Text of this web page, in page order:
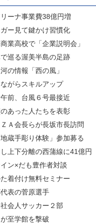
ーナ事業費38億円増
ー見て鍵かけ習慣化
業高校で「企業説明会」
巡る渥美半島の足跡
の情報「西の風」
がらスキルアップ
前、台風６号最接近
あった人たちを表彰
Ａ会長らが長坂市長訪問
地蔵手彫り体験」参加募る
上下分離の西蒲線に41億円
ン×だも豊作者対談
着付け無料セミナー
表の菅原選手
会人サッカー２部
至学館を撃破